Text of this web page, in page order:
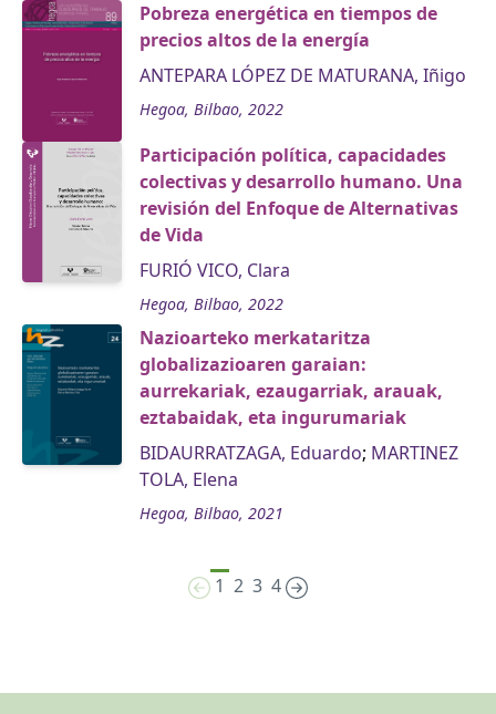
Pobreza energética en tiempos de
precios altos de la energía
ANTEPARA LÓPEZ DE MATURANA, Iñigo
Hegoa, Bilbao, 2022
Participación política, capacidades
colectivas y desarrollo humano. Una
revisión del Enfoque de Alternativas
de Vida
FURIÓ VICO, Clara
Hegoa, Bilbao, 2022
Nazioarteko merkataritza
globalizazioaren garaian:
aurrekariak, ezaugarriak, arauak,
eztabaidak, eta ingurumariak
BIDAURRATZAGA, Eduardo; MARTINEZ
TOLA, Elena
Hegoa, Bilbao, 2021
1 2 3 4